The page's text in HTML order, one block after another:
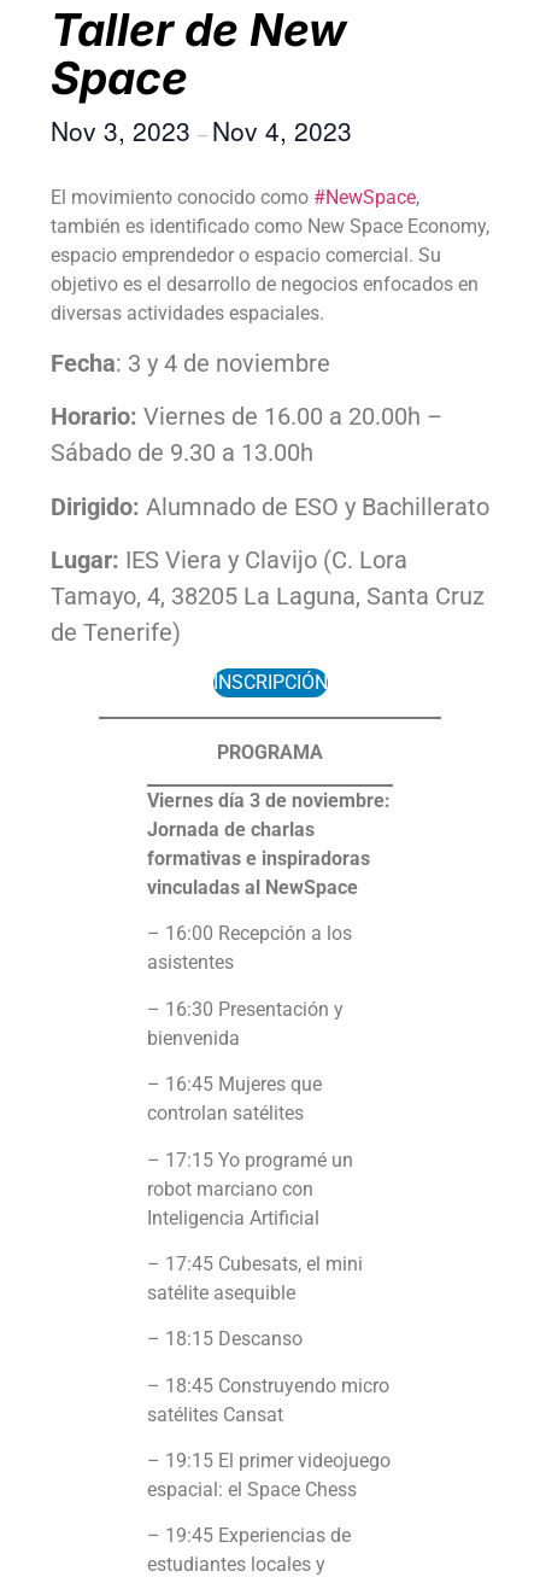
Taller de New
Space
Nov 3, 2023 – Nov 4, 2023
El movimiento conocido como #NewSpace,
también es identificado como New Space Economy,
espacio emprendedor o espacio comercial. Su
objetivo es el desarrollo de negocios enfocados en
diversas actividades espaciales.
Fecha: 3 y 4 de noviembre
Horario: Viernes de 16.00 a 20.00h –
Sábado de 9.30 a 13.00h
Dirigido: Alumnado de ESO y Bachillerato
Lugar: IES Viera y Clavijo (C. Lora
Tamayo, 4, 38205 La Laguna, Santa Cruz
de Tenerife)
INSCRIPCIÓN
PROGRAMA
Viernes día 3 de noviembre:
Jornada de charlas
formativas e inspiradoras
vinculadas al NewSpace
– 16:00 Recepción a los
asistentes
– 16:30 Presentación y
bienvenida
– 16:45 Mujeres que
controlan satélites
– 17:15 Yo programé un
robot marciano con
Inteligencia Artificial
– 17:45 Cubesats, el mini
satélite asequible
– 18:15 Descanso
– 18:45 Construyendo micro
satélites Cansat
– 19:15 El primer videojuego
espacial: el Space Chess
– 19:45 Experiencias de
estudiantes locales y